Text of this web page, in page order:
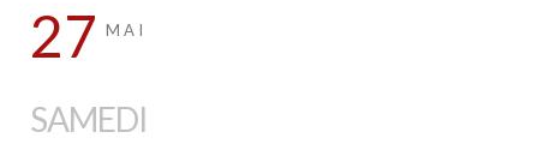
27 MAI
SAMEDI